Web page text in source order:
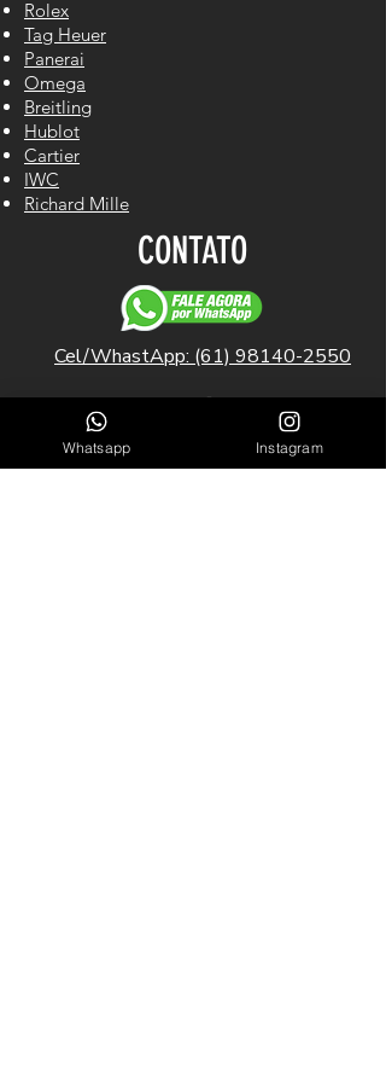
Rolex
Tag Heuer
Panerai
Omega
Breitling
Hublot
Cartier
IWC
Richard Mille
CONTATO
Cel/WhastApp: (61) 98140-2550
Garantia
Whatsapp Instagram